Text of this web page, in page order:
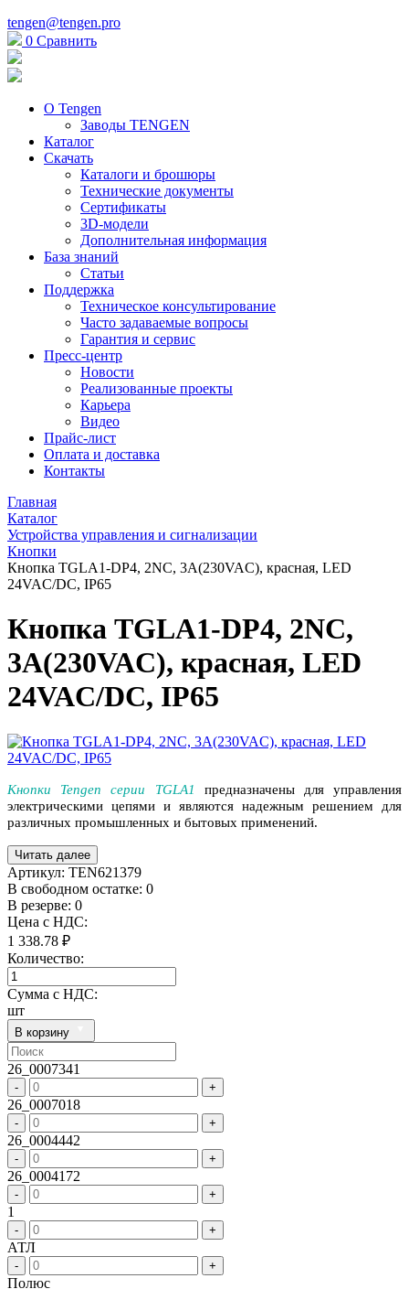
tengen@tengen.pro
0 Сравнить
О Tengen
Заводы TENGEN
Каталог
Скачать
Каталоги и брошюры
Технические документы
Сертификаты
3D-модели
Дополнительная информация
База знаний
Статьи
Поддержка
Техническое консультирование
Часто задаваемые вопросы
Гарантия и сервис
Пресс-центр
Новости
Реализованные проекты
Карьера
Видео
Прайс-лист
Оплата и доставка
Контакты
Главная
Каталог
Устройства управления и сигнализации
Кнопки
Кнопка TGLA1-DP4, 2NC, 3A(230VAC), красная, LED
24VAC/DC, IP65
Кнопка TGLA1-DP4, 2NC,
3A(230VAC), красная, LED
24VAC/DC, IP65
Кнопки Tengen серии TGLA1 предназначены для управления
электрическими цепями и являются надежным решением для
различных промышленных и бытовых применений.
Читать далее
Артикул: TEN621379
В свободном остатке: 0
В резерве: 0
Цена с НДС:
1 338.78 ₽
Количество:
Сумма с НДС:
шт
В корзину
26_0007341
- +
26_0007018
- +
26_0004442
- +
26_0004172
- +
1
- +
АТЛ
- +
Полюс